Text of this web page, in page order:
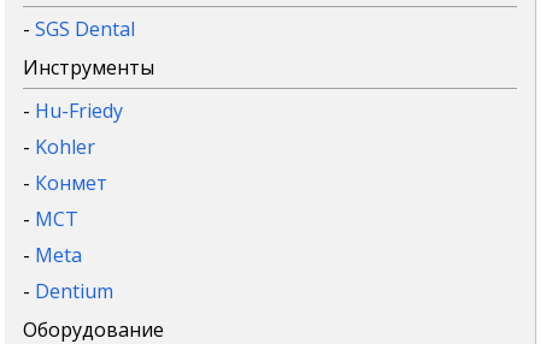
-SGS Dental
Инструменты
- Hu-Friedy
- Kohler
- Конмет
- MCT
- Meta
- Dentium
Оборудование